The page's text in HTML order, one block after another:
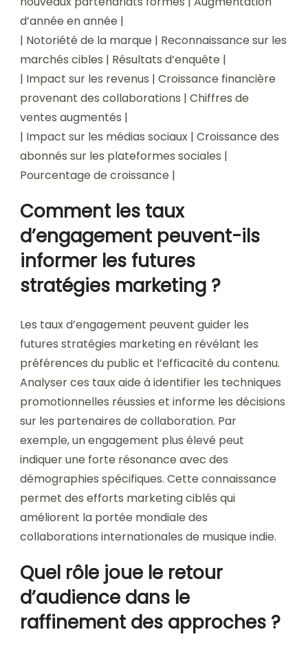
d’année en année |
| Notoriété de la marque | Reconnaissance sur les
marchés cibles | Résultats d’enquête |
| Impact sur les revenus | Croissance financière
provenant des collaborations | Chiffres de
ventes augmentés |
| Impact sur les médias sociaux | Croissance des
abonnés sur les plateformes sociales |
Pourcentage de croissance |
Comment les taux
d’engagement peuvent-ils
informer les futures
stratégies marketing ?
Les taux d’engagement peuvent guider les
futures stratégies marketing en révélant les
préférences du public et l’efficacité du contenu.
Analyser ces taux aide à identifier les techniques
promotionnelles réussies et informe les décisions
sur les partenaires de collaboration. Par
exemple, un engagement plus élevé peut
indiquer une forte résonance avec des
démographies spécifiques. Cette connaissance
permet des efforts marketing ciblés qui
améliorent la portée mondiale des
collaborations internationales de musique indie.
Quel rôle joue le retour
d’audience dans le
raffinement des approches ?